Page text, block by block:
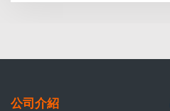
公司介紹